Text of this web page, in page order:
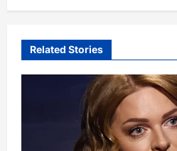
v
g
a
Related Stories